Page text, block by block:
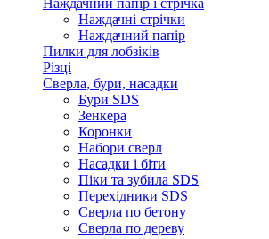
Наждачний папір і стрічка
Наждачні стрічки
Наждачний папір
Пилки для лобзіків
Різці
Сверла, бури, насадки
Бури SDS
Зенкера
Коронки
Набори сверл
Насадки і біти
Піки та зубила SDS
Перехідники SDS
Сверла по бетону
Сверла по дереву